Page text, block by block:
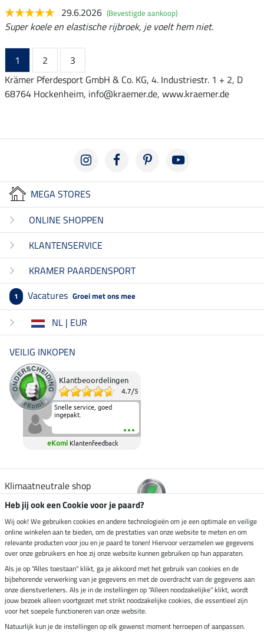
29.6.2026 (Bevestigde aankoop)
Super koele en elastische rijbroek, je voelt hem niet.
1 2
3
Krämer Pferdesport GmbH & Co. KG, 4. Industriestr. 1 + 2, D
68764 Hockenheim, info@kraemer.de, www.kraemer.de
MEGA STORES
ONLINE SHOPPEN
KLANTENSERVICE
KRAMER PAARDENSPORT
1 Vacatures Groei met ons mee
NL | EUR
VEILIG INKOPEN
Klantbeoordelingen
4.7/5
Snelle service, goed
ingepakt.
eKomi Klantenfeedback
Klimaatneutrale shop
Verzending per
Veilig betalen met
Impressum
Heb jij ook een Cookie voor je paard?
Wij ook! We gebruiken cookies en andere technologieën om je een optimale en veilige
online winkelen aan te bieden, om de prestaties van onze website te meten en om
relevante producten voor jou en je paard te tonen! Hiervoor verzamelen we gegevens
over onze gebruikers en hoe zij onze website kunnen gebruiken op hun apparaten.
Als je op "Alles toestaan" klikt, ga je akkoord met het gebruik van cookies en de
bijbehorende verwerking van je gegevens en met de overdracht van de gegevens aan
onze dienstverleners. Als je in de instellingen op "Alleen noodzakelijke" klikt, wordt
jouw bezoek alleen voortgezet met strikt noodzakelijke cookies, die essentieel zijn
voor het soepele functioneren van onze website.
Natuurlijk kun je de instellingen op elk gewenst moment herroepen of aanpassen.